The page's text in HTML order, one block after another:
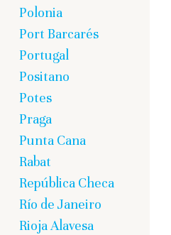
Polonia
Port Barcarés
Portugal
Positano
Potes
Praga
Punta Cana
Rabat
República Checa
Río de Janeiro
Rioja Alavesa